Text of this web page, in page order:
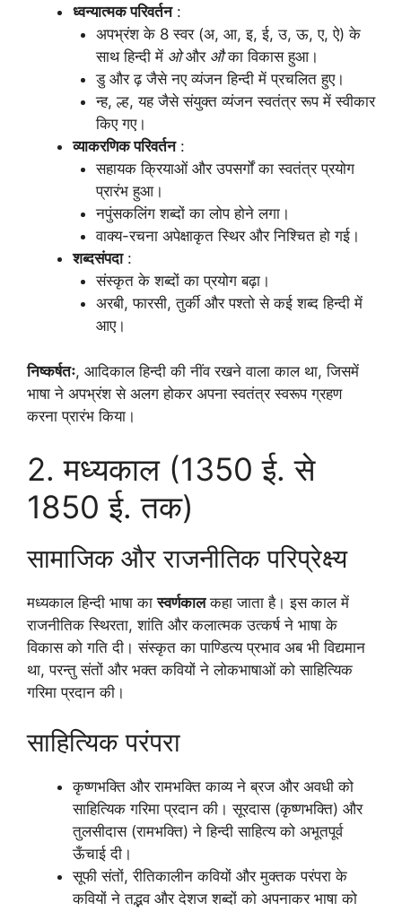
ध्वन्यात्मक परिवर्तन:
अपभ्रंश के 8 स्वर (अ, आ, इ, ई, उ, ऊ, ए, ऐ) के
साथ हिन्दी में ओऔर औका विकास हुआ।
डु और ढ़ जैसे नए व्यंजन हिन्दी में प्रचलित हुए।
न्ह, ल्ह, यह जैसे संयुक्त व्यंजन स्वतंत्र रूप में स्वीकार
किए गए।
व्याकरणिक परिवर्तन:
सहायक क्रियाओं और उपसर्गों का स्वतंत्र प्रयोग
प्रारंभ हुआ।
नपुंसकलिंग शब्दों का लोप होने लगा।
वाक्य-रचना अपेक्षाकृत स्थिर और निश्चित हो गई।
शब्दसंपदा:
संस्कृत के शब्दों का प्रयोग बढ़ा।
अरबी, फारसी, तुर्की और पश्तो से कई शब्द हिन्दी में
आए।
निष्कर्षतः, आदिकाल हिन्दी की नींव रखने वाला काल था, जिसमें
भाषा ने अपभ्रंश से अलग होकर अपना स्वतंत्र स्वरूप ग्रहण
करना प्रारंभ किया।
2. मध्यकाल (1350 ई. से
1850 ई. तक)
सामाजिक और राजनीतिक परिप्रेक्ष्य
मध्यकाल हिन्दी भाषा कास्वर्णकालकहा जाता है। इस काल में
राजनीतिक स्थिरता, शांति और कलात्मक उत्कर्ष ने भाषा के
विकास को गति दी। संस्कृत का पाण्डित्य प्रभाव अब भी विद्यमान
था, परन्तु संतों और भक्त कवियों ने लोकभाषाओं को साहित्यिक
गरिमा प्रदान की।
साहित्यिक परंपरा
कृष्णभक्ति और रामभक्ति काव्य ने ब्रज और अवधी को
साहित्यिक गरिमा प्रदान की। सूरदास (कृष्णभक्ति) और
तुलसीदास (रामभक्ति) ने हिन्दी साहित्य को अभूतपूर्व
ऊँचाई दी।
सूफी संतों, रीतिकालीन कवियों और मुक्तक परंपरा के
कवियों ने तद्भव और देशज शब्दों को अपनाकर भाषा को